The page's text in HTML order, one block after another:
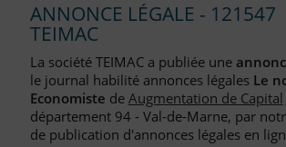
Journaux Habilités (JAL) Annonces Légales
Départements pour la Publication
Liste des Greffes
Liste des CCI
ANNONCE LÉGALE - 121547
TEIMAC
La société TEIMAC a publiée une
le journal habilité annonces légales Le
Economiste deAugmentation de Capital
département 94 - Val-de-Marne, par
de publication d'annonces légales en